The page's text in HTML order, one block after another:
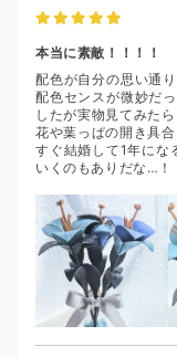
本当に素敵！！！！
配色が自分の思い通
配色センスが微妙だ
したが実物見てみた
花や葉っぱの開き具
すぐ結婚して1年にな
いくのもありだな…！